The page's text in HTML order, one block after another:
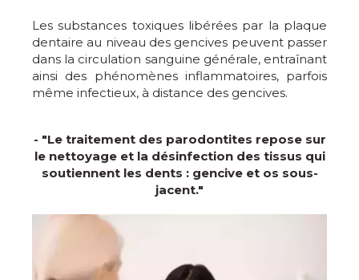
Les substances toxiques libérées par la plaque
dentaire au niveau des gencives peuvent passer
dans la circulation sanguine générale, entraînant
ainsi des phénomènes inflammatoires, parfois
même infectieux, à distance des gencives.
- "Le traitement des parodontites repose sur
le nettoyage et la désinfection des tissus qui
soutiennent les dents : gencive et os sous-
jacent."